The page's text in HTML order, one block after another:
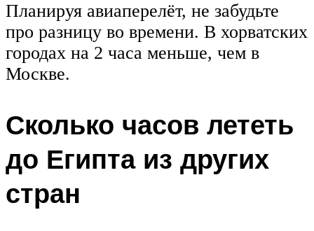
Планируя авиаперелёт, не забудьте
про разницу во времени. В хорватских
городах на 2 часа меньше, чем в
Москве.
Сколько часов лететь
до Египта из других
стран